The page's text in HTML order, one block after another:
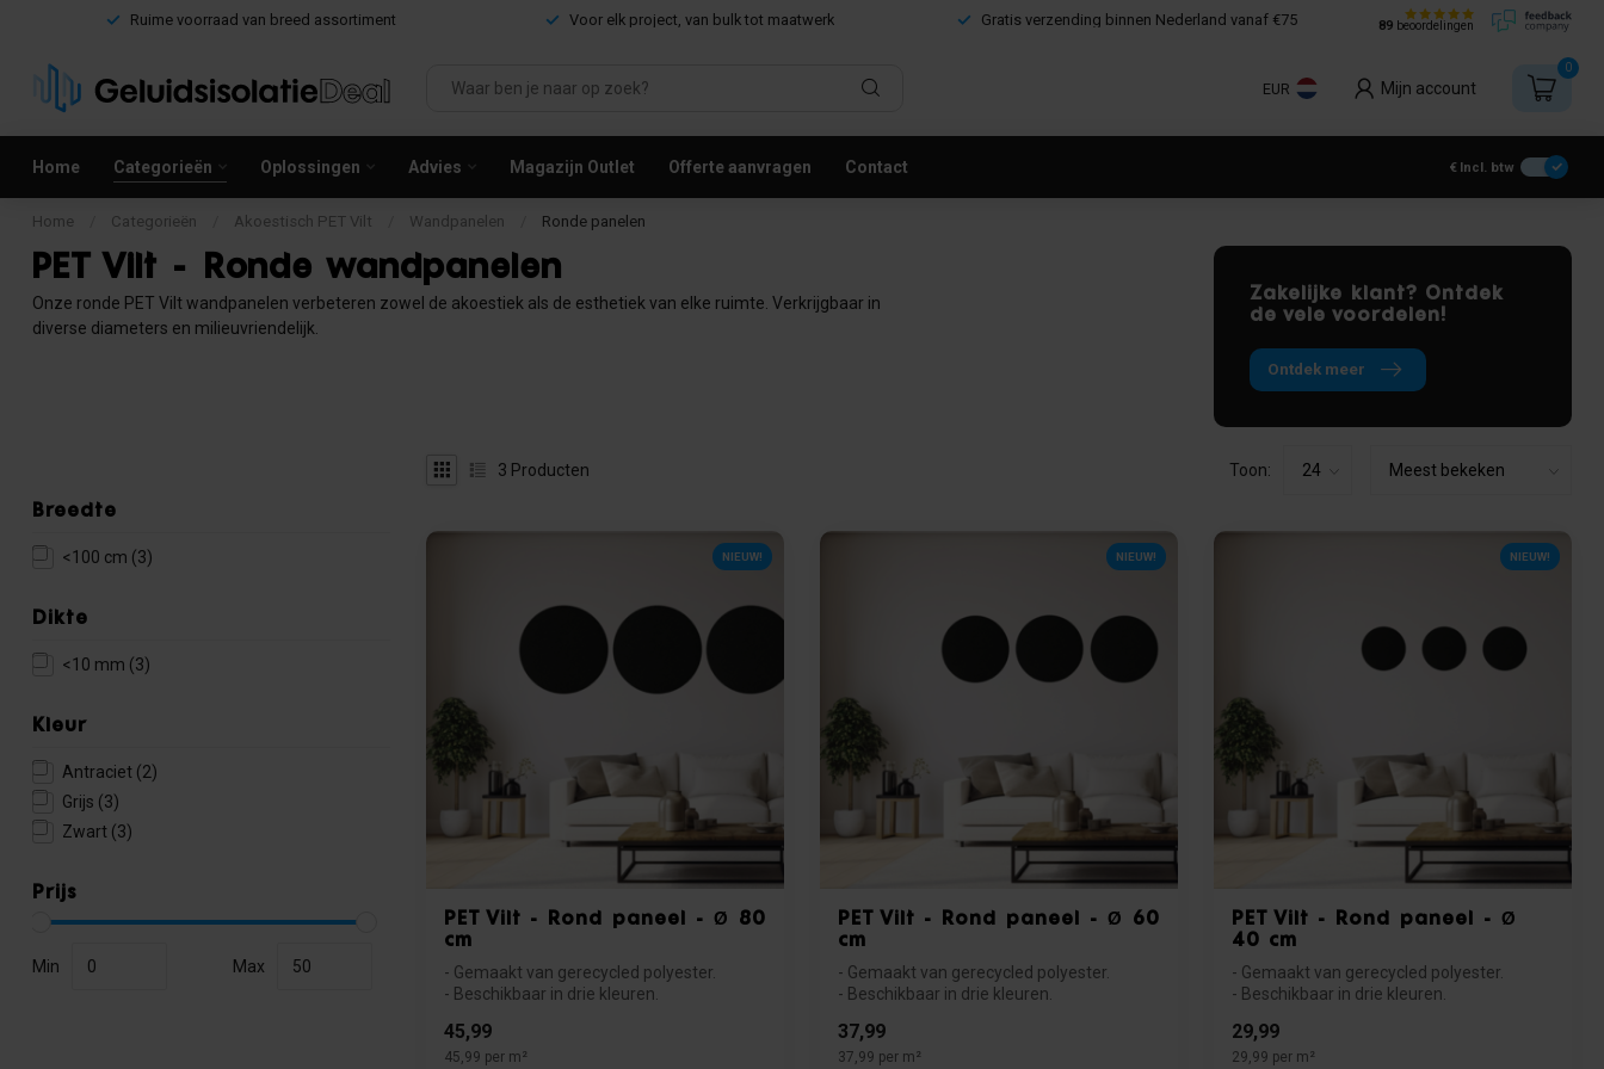
Ruime voorraad van breed assortiment Voor elk project, van bulk tot maatwerk Gratis verzending binnen Nederland vanaf €75 89beoordelingen
EUR Mijn account
0
Home Categorieën Oplossingen Advies Magazijn Outlet Offerte aanvragen Contact € Incl. btw
Home Categorieën Akoestisch PET Vilt Wandpanelen Ronde panelen
PET Vilt - Ronde wandpanelen
Onze ronde PET Vilt wandpanelen verbeteren zowel de akoestiek als de esthetiek van elke ruimte. Verkrijgbaar in
diverse diameters en milieuvriendelijk.
Zakelijke klant? Ontdek
de vele voordelen!
Ontdek meer
Breedte
<100 cm (3)
Dikte
<10 mm (3)
Kleur
Antraciet (2)
Grijs (3)
Zwart (3)
Prijs
Min Max
3 Producten Toon:
NIEUW!
PET Vilt - Rond paneel - Ø 80
cm
- Gemaakt van gerecycled polyester.
- Beschikbaar in drie kleuren.
45,99
45,99 per m²
NIEUW!
PET Vilt - Rond paneel - Ø 60
cm
- Gemaakt van gerecycled polyester.
- Beschikbaar in drie kleuren.
37,99
37,99 per m²
NIEUW!
PET Vilt - Rond paneel - Ø
40 cm
- Gemaakt van gerecycled polyester.
- Beschikbaar in drie kleuren.
29,99
29,99 per m²